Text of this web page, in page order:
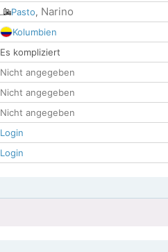
Pasto, Narino
Kolumbien
Es kompliziert
Nicht angegeben
Nicht angegeben
Nicht angegeben
Login
Login